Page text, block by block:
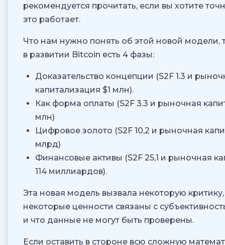
рекомендуется прочитать, если вы хотите
это работает.
Что нам нужно понять об этой новой модели,
в развитии Bitcoin есть 4 фазы:
Доказательство концепции (S2F 1.3 и
капитализация $1 млн).
Как форма оплаты (S2F 3.3 и рыночная
млн)
Цифровое золото (S2F 10,2 и рыночная
млрд)
Финансовые активы (S2F 25,1 и рыночная
114 миллиардов).
Эта новая модель вызвала некоторую
некоторые ценности связаны с
и что данные не могут быть проверены.
Если оставить в стороне всю сложную